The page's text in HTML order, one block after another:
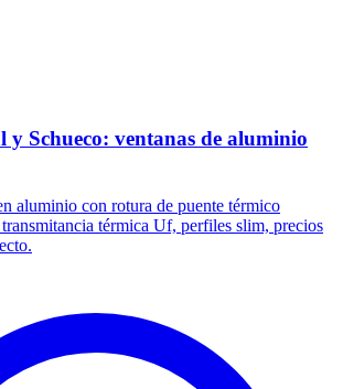
y Schueco: ventanas de aluminio
aluminio con rotura de puente térmico
transmitancia térmica Uf, perfiles slim, precios